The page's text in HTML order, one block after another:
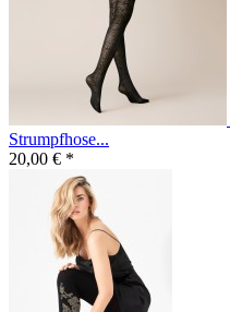
Strumpfhose...
20,00 € *